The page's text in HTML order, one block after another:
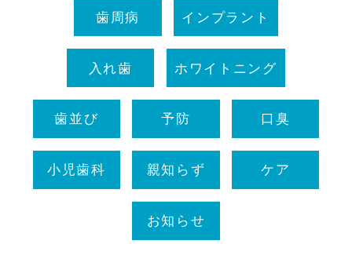
歯周病 インプラント
入れ歯 ホワイトニング
歯並び 予防 口臭
小児歯科 親知らず ケア
お知らせ